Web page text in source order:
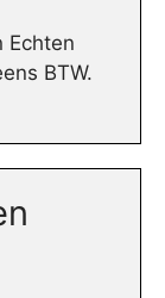
Echten
BTW.